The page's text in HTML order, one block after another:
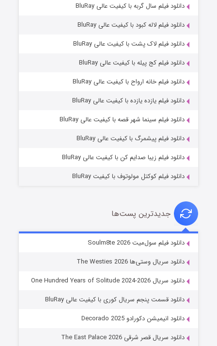
قسمت۷ (زیرنویس) منتشر شد
خاندان اژدها فصل ۳
دانلود فیلم سال گربه با کیفیت عالی BluRay
دانلود فیلم لاله کبود با کیفیت عالی BluRay
دانلود فیلم لاک پشت با کیفیت عالی BluRay
دانلود فیلم کج‌ پیله با کیفیت عالی BluRay
دانلود فیلم خانه ارواح با کیفیت عالی BluRay
دانلود فیلم یازده یازده با کیفیت عالی BluRay
دانلود فیلم سینما شهر قصه با کیفیت عالی BluRay
دانلود فیلم پیشمرگ با کیفیت عالی BluRay
دانلود فیلم زیبا صدایم کن با کیفیت عالی BluRay
دانلود فیلم کوکتل مولوتوف با کیفیت BluRay
جدیدترین پست‌ها
دانلود فیلم سول‌میت Soulm8te 2026
دانلود سریال وستی‌ها The Westies 2026
دانلود سریال One Hundred Years of Solitude 2024-2026
دانلود قسمت پنجم سریال کوری با کیفیت عالی BluRay
دانلود انیمیشن دکورادو Decorado 2025
دانلود سریال قصر شرقی The East Palace 2026